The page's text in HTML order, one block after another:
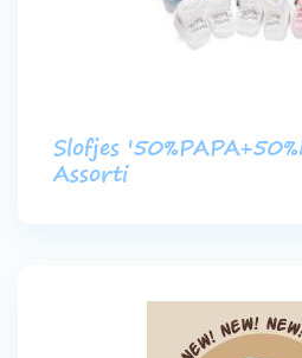
Slofjes
Assorti